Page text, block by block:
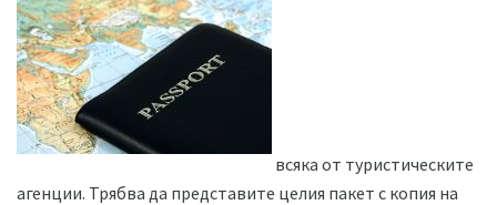
всяка от туристическите
агенции. Трябва да представите целия пакет с копия на